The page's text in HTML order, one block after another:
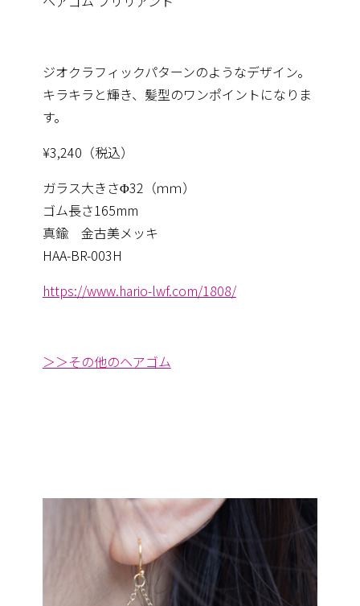
ジオクラフィックパターンのようなデザイン。
キラキラと輝き、髪型のワンポイントになりま
す。
¥3,240（税込）
ガラス大きさΦ32（ｍｍ）
ゴム長さ165mm
真鍮 金古美メッキ
HAA-BR-003H
https://www.hario-lwf.com/1808/
＞＞その他のヘアゴム